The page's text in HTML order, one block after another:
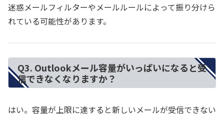
迷惑メールフィルターやメールルールによって振り分けら
れている可能性があります。
Q3. Outlookメール容量がいっぱいになると受
信できなくなりますか？
はい。容量が上限に達すると新しいメールが受信できない